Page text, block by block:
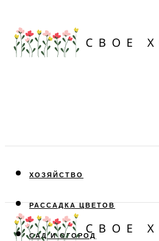
ХОЗЯЙСТВО
РАССАДКА ЦВЕТОВ
САД И ОГОРОД